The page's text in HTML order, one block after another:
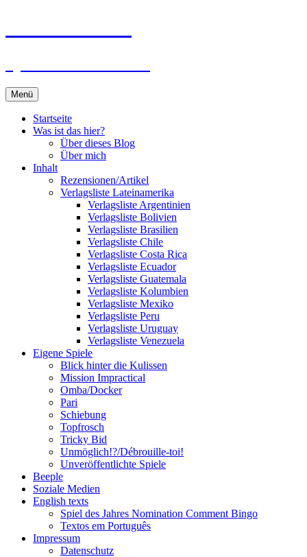
Menü
Startseite
Was ist das hier?
Über dieses Blog
Über mich
Inhalt
Rezensionen/Artikel
Verlagsliste Lateinamerika
Verlagsliste Argentinien
Verlagsliste Bolivien
Verlagsliste Brasilien
Verlagsliste Chile
Verlagsliste Costa Rica
Verlagsliste Ecuador
Verlagsliste Guatemala
Verlagsliste Kolumbien
Verlagsliste Mexiko
Verlagsliste Peru
Verlagsliste Uruguay
Verlagsliste Venezuela
Eigene Spiele
Blick hinter die Kulissen
Mission Impractical
Omba/Docker
Pari
Schiebung
Topfrosch
Tricky Bid
Unmöglich!?/Débrouille-toi!
Unveröffentlichte Spiele
Beeple
Soziale Medien
English texts
Spiel des Jahres Nomination Comment Bingo
Textos em Português
Impressum
Datenschutz